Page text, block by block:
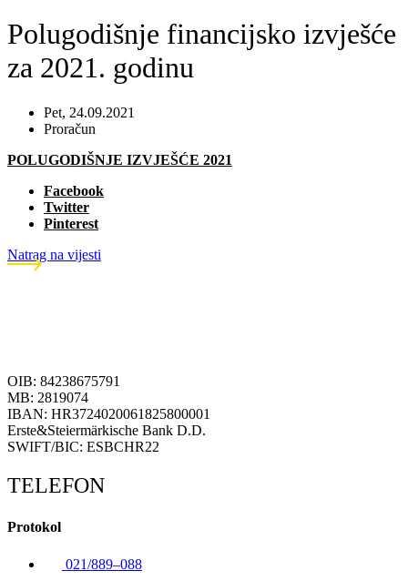
Polugodišnje financijsko izvješće
za 2021. godinu
Pet, 24.09.2021
Proračun
POLUGODIŠNJE IZVJEŠĆE 2021
Facebook
Twitter
Pinterest
Natrag na vijesti
OIB: 84238675791
MB: 2819074
IBAN: HR3724020061825800001
Erste&Steiermärkische Bank D.D.
SWIFT/BIC: ESBCHR22
TELEFON
Protokol
021/889–088